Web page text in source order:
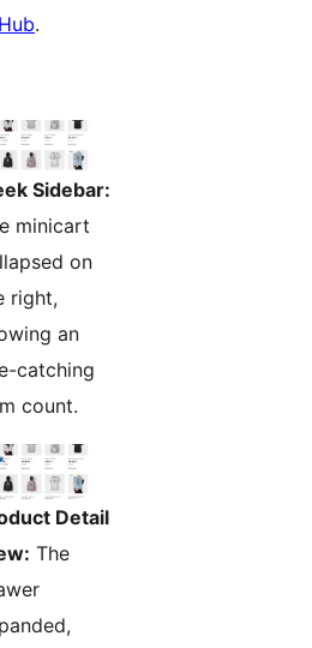
.
Sidebar:
minicart
on
right,
an
catching
count.
Detail
The